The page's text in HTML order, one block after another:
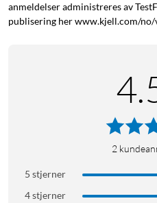
anmeldelser administreres av
publisering her www.kjell.com/
2
5 stjerner
4 stjerner